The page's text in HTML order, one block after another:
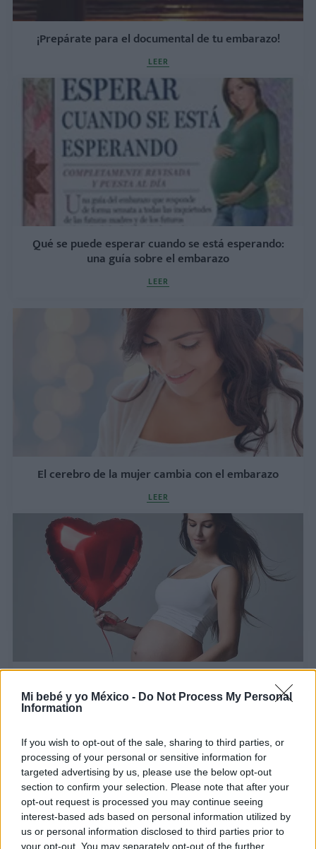
Mi bebé y yo México - Do Not Process My Personal
Information
If you wish to opt-out of the sale, sharing to third parties, or
processing of your personal or sensitive information for
targeted advertising by us, please use the below opt-out
section to confirm your selection. Please note that after your
opt-out request is processed you may continue seeing
interest-based ads based on personal information utilized by
us or personal information disclosed to third parties prior to
your opt-out. You may separately opt-out of the further
¡Prepárate para el documental de tu embarazo!
LEER
Qué se puede esperar cuando se está esperando:
una guía sobre el embarazo
LEER
El cerebro de la mujer cambia con el embarazo
LEER
LEER